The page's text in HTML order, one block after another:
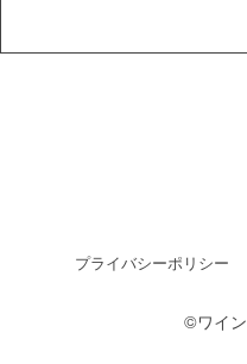
プライバシーポリシー
©︎ワイ